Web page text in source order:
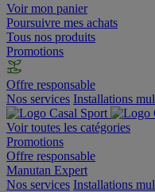
Voir mon panier
Poursuivre mes achats
Tous nos produits
Promotions
Offre responsable
Nos services Installations
Voir toutes les catégories
Promotions
Offre responsable
Manutan Expert
Nos services Installations